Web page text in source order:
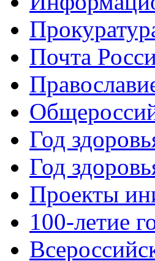
Почта
Год
Год
Проекты
100-летие